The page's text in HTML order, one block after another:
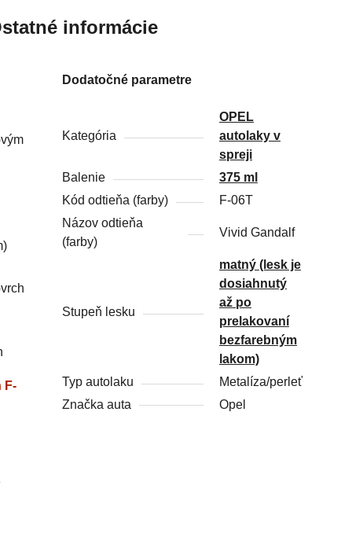
informácie
F-
Dodatočné parametre
Kategória
OPEL
autolaky v
spreji
Balenie
375 ml
Kód odtieňa (farby)
F-06T
Názov odtieňa
(farby)
Vivid Gandalf
Stupeň lesku
matný (lesk je
dosiahnutý
až po
prelakovaní
bezfarebným
lakom)
Typ autolaku
Metalíza/perleť
Značka auta
Opel